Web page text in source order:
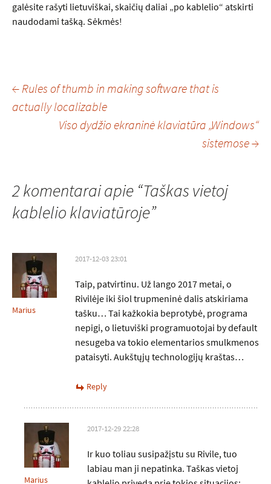
galėsite rašyti lietuviškai, skaičių daliai „po kablelio“ atskirti
naudodami tašką. Sėkmės!
Įrašo
navigacija
←Rules of thumb in making software that is
actually localizable
Viso dydžio ekraninė klaviatūra „Windows“
sistemose→
2 komentarai apie “Taškas vietoj
kablelio klaviatūroje”
Marius
2017-12-03 23:01
Taip, patvirtinu. Už lango 2017 metai, o
Rivilėje iki šiol trupmeninė dalis atskiriama
tašku… Tai kažkokia beprotybė, programa
nepigi, o lietuviški programuotojai by default
nesugeba va tokio elementarios smulkmenos
pataisyti. Aukštųjų technologijų kraštas…
Reply
Marius
2017-12-29 22:28
Ir kuo toliau susipažįstu su Rivile, tuo
labiau man ji nepatinka. Taškas vietoj